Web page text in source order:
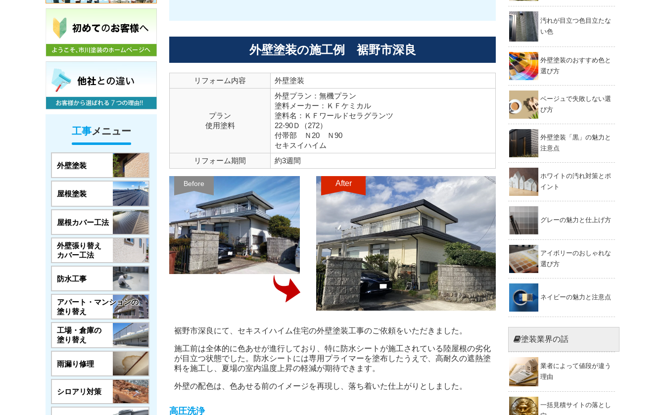
工事メニュー
外壁塗装
屋根塗装
屋根カバー工法
外壁張り替え
カバー工法
防水工事
アパート・マンションの
塗り替え
工場・倉庫の
塗り替え
雨漏り修理
シロアリ対策
外壁塗装の施工例 裾野市深良
リフォーム内容 外壁塗装
プラン
使用塗料
外壁プラン：無機プラン
塗料メーカー：ＫＦケミカル
塗料名：ＫＦワールドセラグランツ
22-90Ｄ（272）
付帯部 Ｎ20 Ｎ90
セキスイハイム
リフォーム期間
約3週間
Before After
裾野市深良にて、セキスイハイム住宅の外壁塗装工事のご依頼をいただきました。
施工前は全体的に色あせが進行しており、特に防水シートが施工されている陸屋根の劣化
が目立つ状態でした。防水シートには専用プライマーを塗布したうえで、高耐久の遮熱塗
料を施工し、夏場の室内温度上昇の軽減が期待できます。
外壁の配色は、色あせる前のイメージを再現し、落ち着いた仕上がりとしました。
高圧洗浄
汚れが目立つ色目立たな
い色
外壁塗装のおすすめ色と
選び方
ベージュで失敗しない選
び方
外壁塗装「黒」の魅力と
注意点
ホワイトの汚れ対策とポ
イント
グレーの魅力と仕上げ方
アイボリーのおしゃれな
選び方
ネイビーの魅力と注意点
塗装業界の話
業者によって値段が違う
理由
一括見積サイトの落とし